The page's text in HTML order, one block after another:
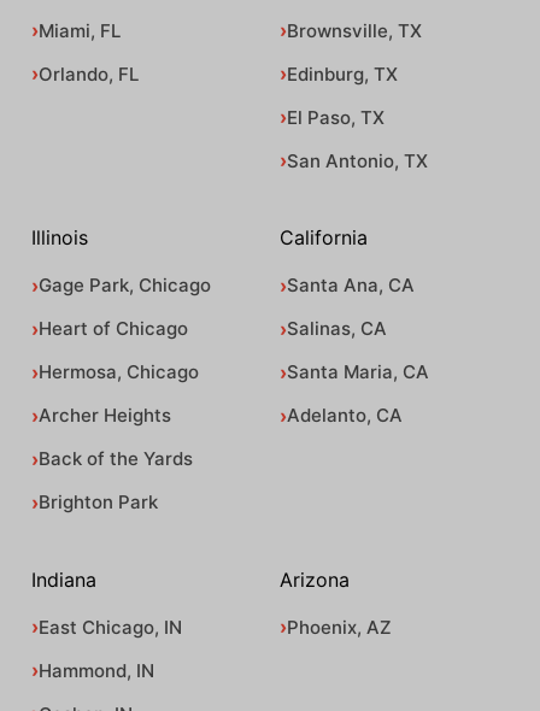
Miami, FL
Orlando, FL
Brownsville, TX
Edinburg, TX
El Paso, TX
San Antonio, TX
Illinois
Gage Park, Chicago
Heart of Chicago
Hermosa, Chicago
Archer Heights
Back of the Yards
Brighton Park
California
Santa Ana, CA
Salinas, CA
Santa Maria, CA
Adelanto, CA
Indiana
East Chicago, IN
Hammond, IN
Arizona
Phoenix, AZ